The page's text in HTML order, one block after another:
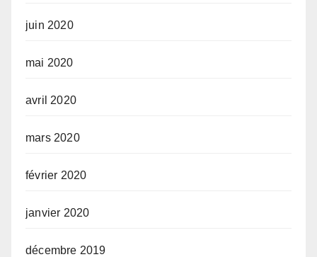
juin 2020
mai 2020
avril 2020
mars 2020
février 2020
janvier 2020
décembre 2019